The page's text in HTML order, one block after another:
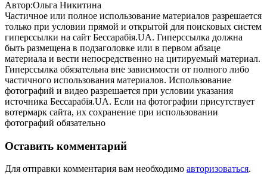
Автор:Ольга Никитина
Частичное или полное использование материалов разрешается
только при условии прямой и открытой для поисковых систем
гиперссылки на сайт Бессарабія.UA. Гиперссылка должна
быть размещена в подзаголовке или в первом абзаце
материала и вести непосредственно на цитируемый материал.
Гиперссылка обязательна вне зависимости от полного либо
частичного использования материалов. Использование
фотографий и видео разрешается при условии указания
источника Бессарабія.UA. Если на фотографии присутствует
вотермарк сайта, их сохранение при использовании
фотографий обязательно
Оставить комментарий
Для отправки комментария вам необходимо авторизоваться.